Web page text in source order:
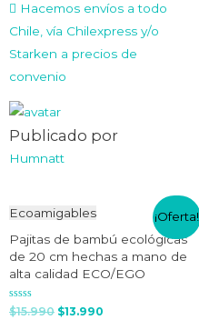
Hacemos envíos a todo
Chile, vía Chilexpress y/o
Starken a precios de
convenio
Publicado por
Humnatt
¡Oferta!
Ecoamigables
Pajitas de bambú ecológicas
de 20 cm hechas a mano de
alta calidad ECO/EGO
Valorado
$15.990 $13.990